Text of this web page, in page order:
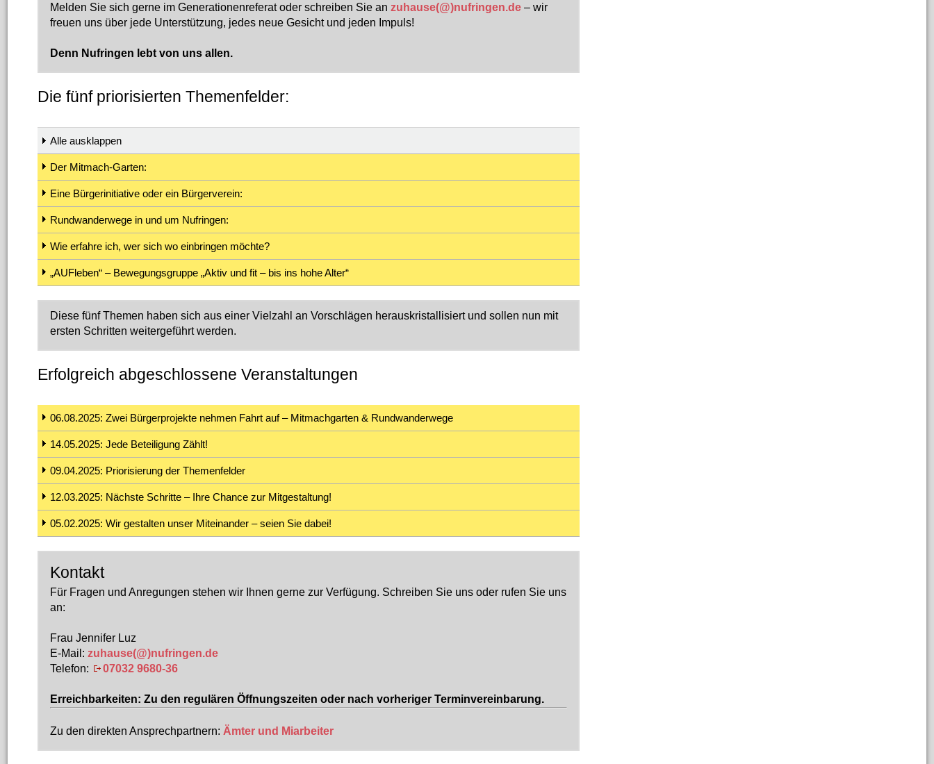
Melden Sie sich gerne im Generationenreferat oder schreiben Sie an zuhause(@)nufringen.de– wir
freuen uns über jede Unterstützung, jedes neue Gesicht und jeden Impuls!
Denn Nufringen lebt von uns allen.
Die fünf priorisierten Themenfelder:
Alle ausklappen
Der Mitmach-Garten:
Eine Bürgerinitiative oder ein Bürgerverein:
Rundwanderwege in und um Nufringen:
Wie erfahre ich, wer sich wo einbringen möchte?
„AUFleben“ – Bewegungsgruppe „Aktiv und fit – bis ins hohe Alter“
Diese fünf Themen haben sich aus einer Vielzahl an Vorschlägen herauskristallisiert und sollen nun mit
ersten Schritten weitergeführt werden.
Erfolgreich abgeschlossene Veranstaltungen
06.08.2025: Zwei Bürgerprojekte nehmen Fahrt auf – Mitmachgarten & Rundwanderwege
14.05.2025: Jede Beteiligung Zählt!
09.04.2025: Priorisierung der Themenfelder
12.03.2025: Nächste Schritte – Ihre Chance zur Mitgestaltung!
05.02.2025: Wir gestalten unser Miteinander – seien Sie dabei!
Kontakt
Für Fragen und Anregungen stehen wir Ihnen gerne zur Verfügung. Schreiben Sie uns oder rufen Sie uns
an:
Frau Jennifer Luz
E-Mail: zuhause(@)nufringen.de
Telefon:
07032 9680-36
Erreichbarkeiten: Zu den regulären Öffnungszeiten oder nach vorheriger Terminvereinbarung.
Zu den direkten Ansprechpartnern: Ämter und Miarbeiter